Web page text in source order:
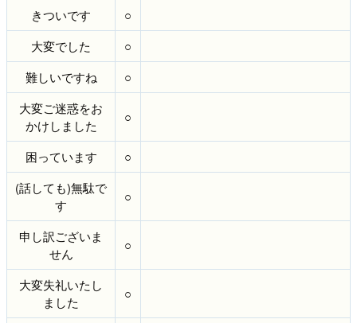
きついです
○
大変でした
○
難しいですね
○
大変ご迷惑をお
かけしました
○
困っています
○
(話しても)無駄で
す
○
申し訳ございま
せん
○
大変失礼いたし
ました
○